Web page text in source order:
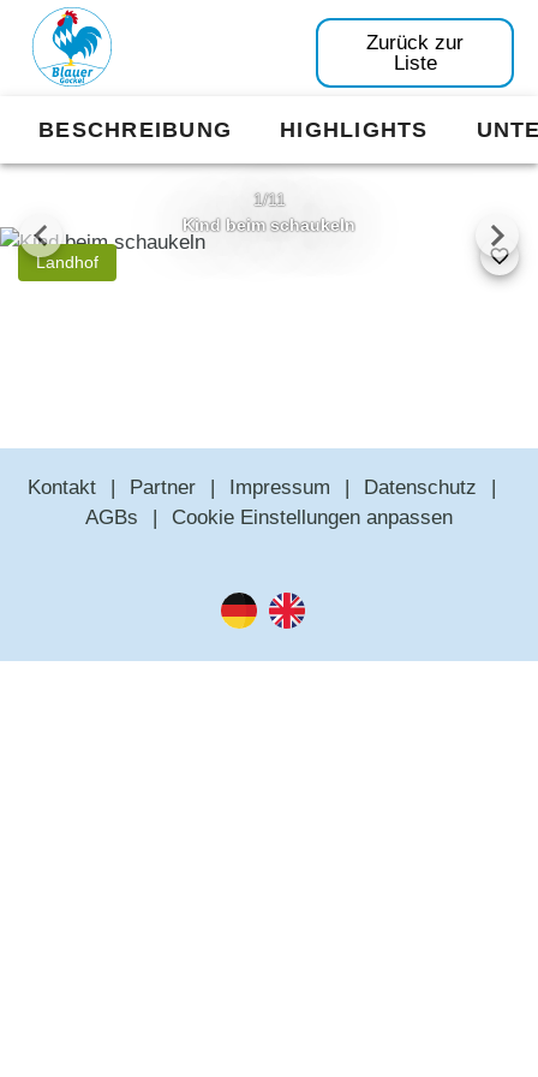
Zurück zur
Liste
BESCHREIBUNG HIGHLIGHTS
Landhof
1/11
Kind beim schaukeln
Kontakt Partner Impressum
Datenschutz
AGBs
Cookie Einstellungen anpassen